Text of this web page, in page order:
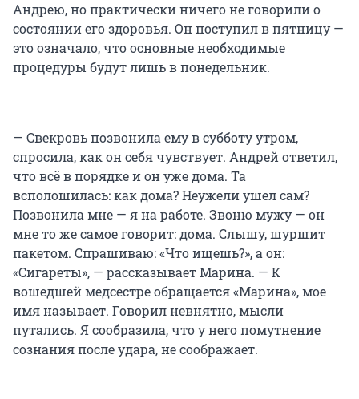
Андрею, но практически ничего не говорили о
состоянии его здоровья. Он поступил в пятницу —
это означало, что основные необходимые
процедуры будут лишь в понедельник.
— Свекровь позвонила ему в субботу утром,
спросила, как он себя чувствует. Андрей ответил,
что всё в порядке и он уже дома. Та
всполошилась: как дома? Неужели ушел сам?
Позвонила мне — я на работе. Звоню мужу — он
мне то же самое говорит: дома. Слышу, шуршит
пакетом. Спрашиваю: «Что ищешь?», а он:
«Сигареты», — рассказывает Марина. — К
вошедшей медсестре обращается «Марина», мое
имя называет. Говорил невнятно, мысли
путались. Я сообразила, что у него помутнение
сознания после удара, не соображает.